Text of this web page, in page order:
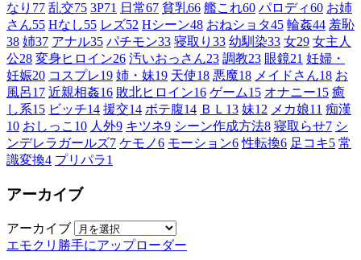
なり 77 乱交75 3P71 日常67 貧乳66 艦これ60 パロディ60 お姉
さん55 Hなし55 レズ52 Hシーン48 おねショタ45 輪姦44 羞恥
38 姉37 アナル35 パチモン33 寝取り 33 幼馴染33 女29 女主人
公28 変身ヒロイン26 汚いおっさん23 調教23 眼鏡21 妊婦・
妊娠20 コスプレ19 姉・妹19 天使18 悪魔18 メイドさん18 お
風呂17 近親相姦16 敗北ヒロイン16 ゲーム15 オナニー15 癒
し系15 ビッチ14 援交14 ボテ腹14 ＢＬ 13 妹12 メカ娘11 痴漢
10 おしっこ 10 人外9 キツネ9 シーン作成方法8 寝取らせ7 シ
ンデレラガールズ7 ケモノ6 モーション6 性転換6 足コキ5 常
識変換4 プリパラ1
アーカイブ
アーカイブ
エモクリ勝手にアップローダー